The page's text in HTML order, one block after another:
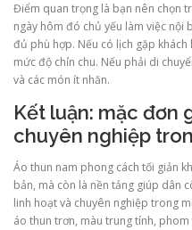
Điểm quan trọng là bạn nên chọn
ngày hôm đó chủ yếu làm việc nội
đủ phù hợp. Nếu có lịch gặp
mức độ chỉn chu. Nếu phải di
và các món ít nhăn.
Kết luận: mặc đơn
chuyên nghiệp
Áo thun nam phong cách tối giản
bản, mà còn là nền tảng giúp dân
linh hoạt và chuyên nghiệp trong
áo thun trơn, màu trung tính,